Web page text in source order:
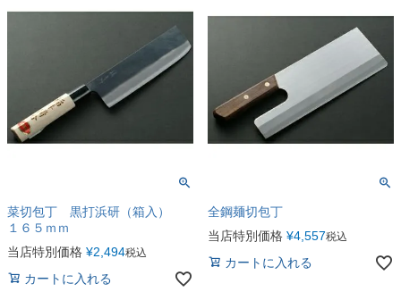
菜切包丁 黒打浜研（箱入）
１６５ｍｍ
当店特別価格 ¥2,494税込
カートに入れる
全鋼麺切包丁
当店特別価格 ¥4,557税込
カートに入れる